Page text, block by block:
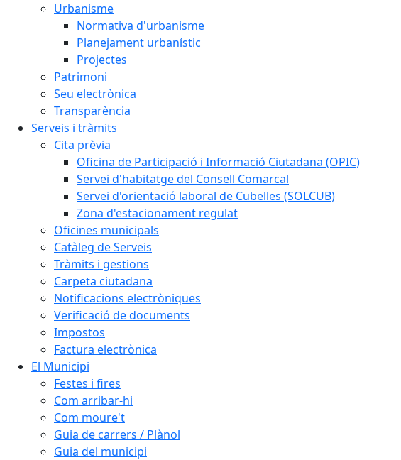
Urbanisme
Normativa d'urbanisme
Planejament urbanístic
Projectes
Patrimoni
Seu electrònica
Transparència
Serveis i tràmits
Cita prèvia
Oficina de Participació i Informació Ciutadana (OPIC)
Servei d'habitatge del Consell Comarcal
Servei d'orientació laboral de Cubelles (SOLCUB)
Zona d'estacionament regulat
Oficines municipals
Catàleg de Serveis
Tràmits i gestions
Carpeta ciutadana
Notificacions electròniques
Verificació de documents
Impostos
Factura electrònica
El Municipi
Festes i fires
Com arribar-hi
Com moure't
Guia de carrers / Plànol
Guia del municipi